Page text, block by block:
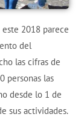
2018 parece
del
las cifras de
personas las
desde lo 1 de
sus actividades.